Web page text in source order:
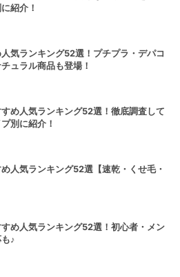
紹介！
気ランキング52選！プチプラ・デパコ
ュラル商品も登場！
め人気ランキング52選！徹底調査して
別に紹介！
人気ランキング52選【速乾・くせ毛・
め人気ランキング52選！初心者・メン
♪